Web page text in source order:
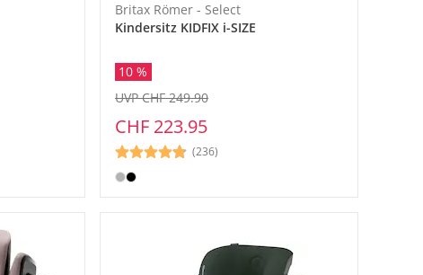
Britax Römer - Select
Kindersitz KIDFIX i-SIZE
10 %
CHF 223.95
UVP CHF 249.90
(236)